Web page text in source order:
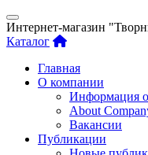
Интернет-магазин
Каталог
Главная
О компании
Информация
About
Вакансии
Публикации